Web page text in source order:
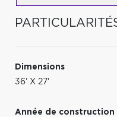
Dimensions
36' X 27'
Année de construction